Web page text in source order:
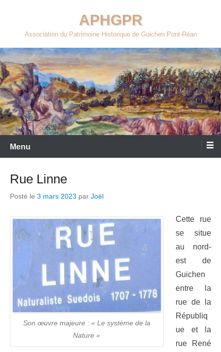
contenu
APHGPR
Association du Patrimoine Historique de Guichen Pont-Réan
Menu
Rue Linne
Posté le 3 mars 2023 par Joël
Son œuvre majeure : « Le système de la
Nature »
Cette rue
se situe
au nord-
est de
Guichen
entre la
rue de la
Républiq
ue et la
rue René